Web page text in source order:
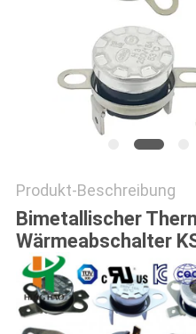
Produkt-Beschreibung
Bimetallischer
Wärmeabschalter